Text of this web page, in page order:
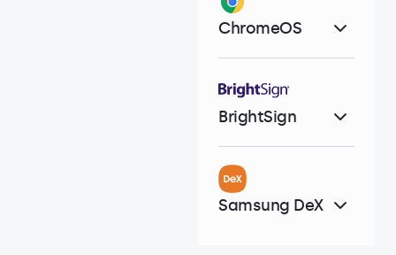
ChromeOS
BrightSign
Samsung DeX